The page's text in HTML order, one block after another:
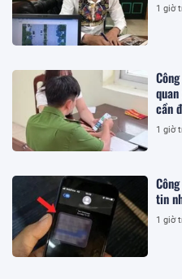
1 giờ
cần
1 giờ
tin
1 giờ